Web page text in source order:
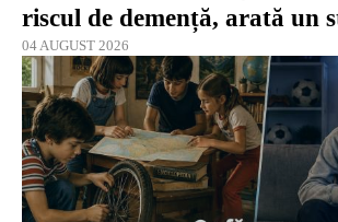
riscul de demență, arată un
04 AUGUST 2026